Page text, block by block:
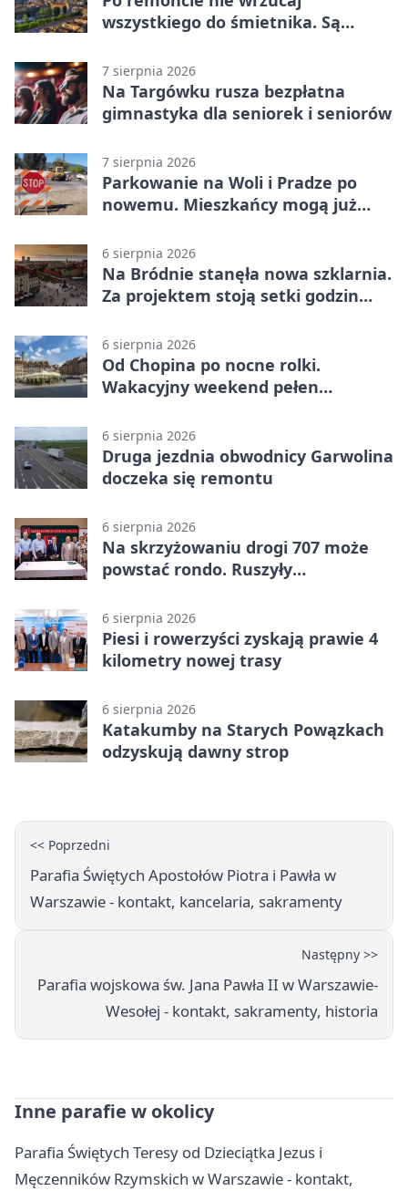
wszystkiego do śmietnika. Są
7 sierpnia 2026
Na Targówku rusza bezpłatna
gimnastyka dla seniorek i seniorów
7 sierpnia 2026
Parkowanie na Woli i Pradze po
nowemu. Mieszkańcy mogą już
6 sierpnia 2026
Na Bródnie stanęła nowa szklarnia.
Za projektem stoją setki godzin
6 sierpnia 2026
Od Chopina po nocne rolki.
Wakacyjny weekend pełen
6 sierpnia 2026
Druga jezdnia obwodnicy Garwolina
doczeka się remontu
6 sierpnia 2026
Na skrzyżowaniu drogi 707 może
powstać rondo. Ruszyły
6 sierpnia 2026
Piesi i rowerzyści zyskają prawie 4
kilometry nowej trasy
6 sierpnia 2026
Katakumby na Starych Powązkach
odzyskują dawny strop
<< Poprzedni
Parafia Świętych Apostołów Piotra i Pawła w
Warszawie - kontakt, kancelaria, sakramenty
Następny >>
Parafia wojskowa św. Jana Pawła II w Warszawie-
Wesołej - kontakt, sakramenty, historia
Inne parafie w okolicy
Parafia Świętych Teresy od Dzieciątka Jezus i
Męczenników Rzymskich w Warszawie - kontakt,